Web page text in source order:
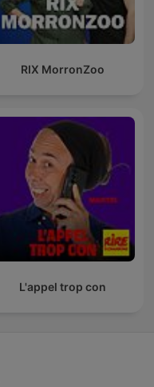
RIX MorronZoo
L'appel trop con